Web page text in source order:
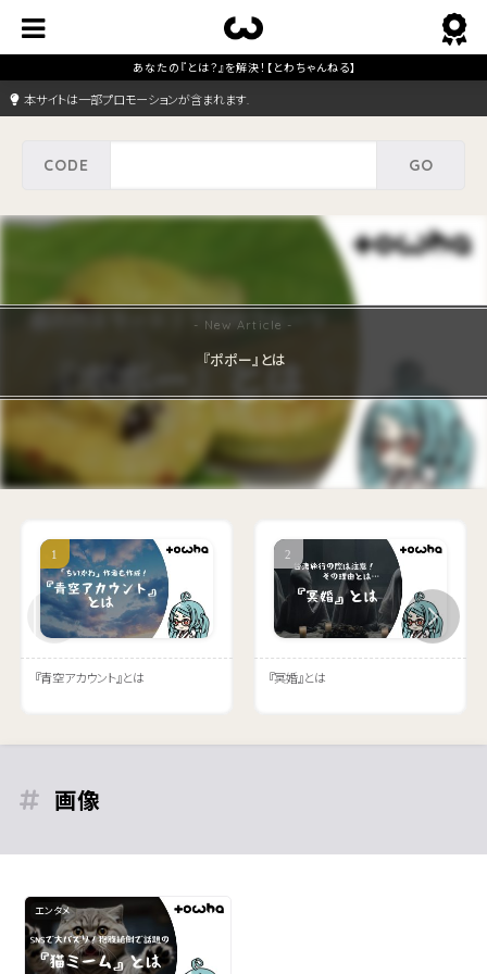
本サイトは一部プロモーションが含まれます.
『ポポー』とは
『青空アカウント』とは 『冥婚』とは
画像
エンタメ